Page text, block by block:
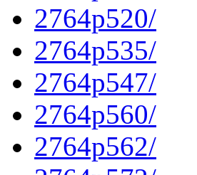
2764p520/
2764p535/
2764p547/
2764p560/
2764p562/